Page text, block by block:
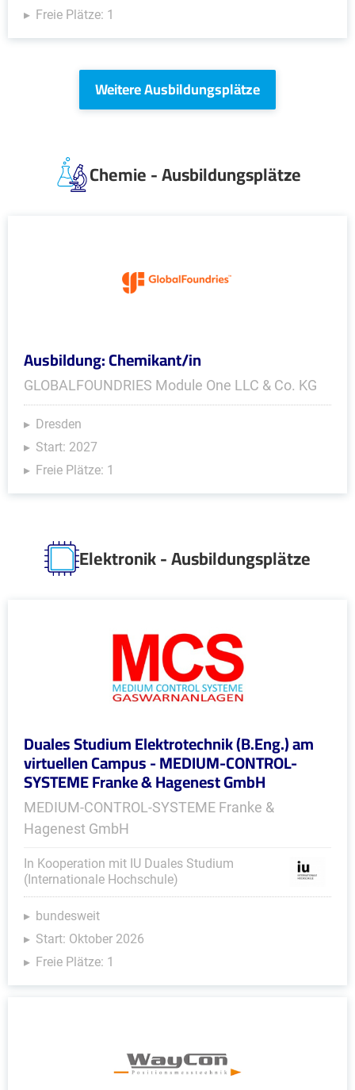
Freie Plätze: 1
Weitere Ausbildungsplätze
Chemie - Ausbildungsplätze
Ausbildung: Chemikant/in
GLOBALFOUNDRIES Module One LLC & Co. KG
Dresden
Start: 2027
Freie Plätze: 1
Elektronik - Ausbildungsplätze
Duales Studium Elektrotechnik (B.Eng.) am
virtuellen Campus - MEDIUM-CONTROL-
SYSTEME Franke & Hagenest GmbH
MEDIUM-CONTROL-SYSTEME Franke &
Hagenest GmbH
In Kooperation mit IU Duales Studium
(Internationale Hochschule)
bundesweit
Start: Oktober 2026
Freie Plätze: 1